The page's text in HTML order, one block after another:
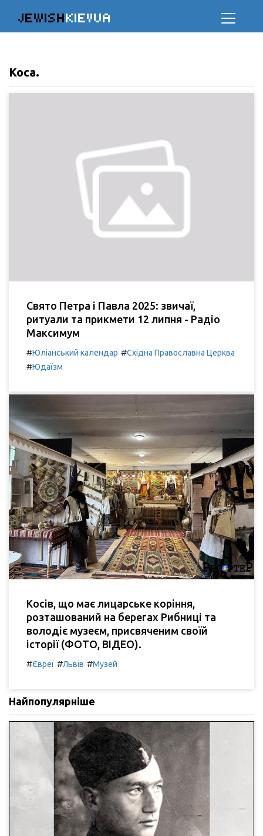
JEWISHKIEVUA
Коса.
Свято Петра і Павла 2025: звичаї,
ритуали та прикмети 12 липня - Радіо
Максимум
#Юліанський календар #Східна Православна Церква
#Юдаїзм
Косів, що має лицарське коріння,
розташований на берегах Рибниці та
володіє музеєм, присвяченим своїй
історії (ФОТО, ВІДЕО).
#Євреї #Львів #Музей
Найпопулярніше